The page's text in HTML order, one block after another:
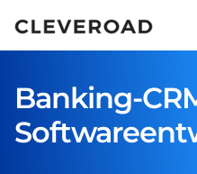
schneller auf den
KI-gestützte
Banking-